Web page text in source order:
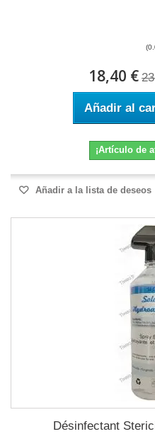
18,40 €
Añadir al
¡Artículo de
Añadir a la lista de deseos
Désinfectant